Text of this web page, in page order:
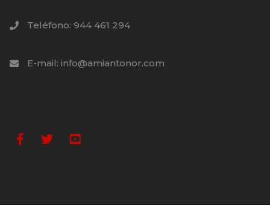
Teléfono: 944 461 294
E-mail: info@amiantonor.com
Facebook
TwitterYoutube